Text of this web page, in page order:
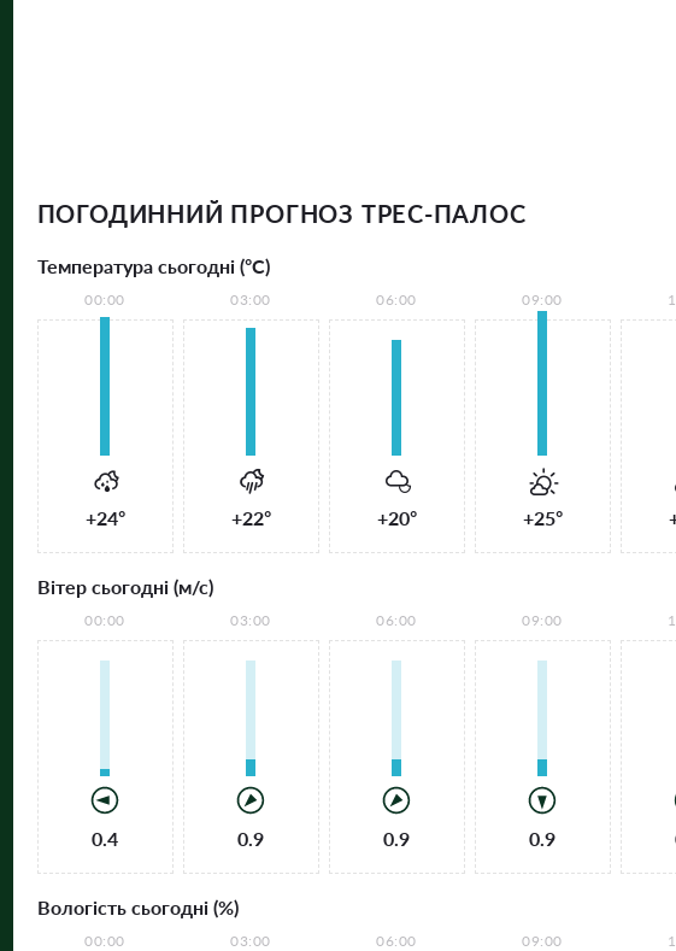
ПОГОДИННИЙ ПРОГНОЗ ТРЕС-ПАЛОС
Температура сьогодні (°С)
00:00
+24°
03:00
+22°
06:00
+20°
09:00
+25°
Вітер сьогодні (м/с)
00:00
0.4
03:00
0.9
06:00
0.9
09:00
0.9
Вологість сьогодні (%)
00:00 03:00 06:00 09:00